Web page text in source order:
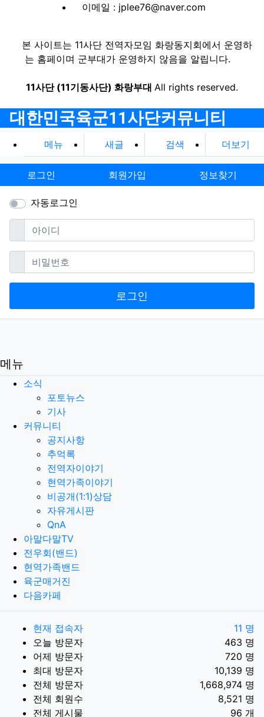
이메일 : jplee76@naver.com
본 사이트는 11사단 전역자모임 화랑동지회에서 운영하
는 홈페이며 군부대가 운영하지 않음을 알립니다.
11사단 (11기동사단) 화랑부대 All rights reserved.
대한민국육군11사단커뮤니티
메뉴 새글 검색 더보기
로그인 회원가입 정보찾기
자동로그인
아이디필수
비밀번호필수
로그인
메뉴
소식
포토뉴스
기사
커뮤니티
공지사항
추억록
전역자이야기
현역가족이야기
비공개(1:1)상담
자유게시판
QnA
아말다말TV
전우회(밴드)
현역가족밴드
육군매거진
다음카페
현재 접속자
11 명
오늘 방문자
463 명
어제 방문자
720 명
최대 방문자
10,139 명
전체 방문자
1,668,974 명
전체 회원수
8,521 명
전체 게시물
96 개